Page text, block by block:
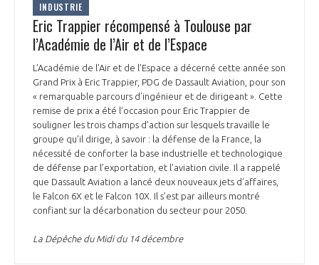
INDUSTRIE
Eric Trappier récompensé à Toulouse par
l’Académie de l’Air et de l’Espace
L’Académie de l’Air et de l’Espace a décerné cette année son
Grand Prix à Eric Trappier, PDG de Dassault Aviation, pour son
« remarquable parcours d’ingénieur et de dirigeant ». Cette
remise de prix a été l’occasion pour Eric Trappier de
souligner les trois champs d’action sur lesquels travaille le
groupe qu’il dirige, à savoir : la défense de la France, la
nécessité de conforter la base industrielle et technologique
de défense par l’exportation, et l’aviation civile. Il a rappelé
que Dassault Aviation a lancé deux nouveaux jets d’affaires,
le Falcon 6X et le Falcon 10X. Il s’est par ailleurs montré
confiant sur la décarbonation du secteur pour 2050.
La Dépêche du Midi du 14 décembre